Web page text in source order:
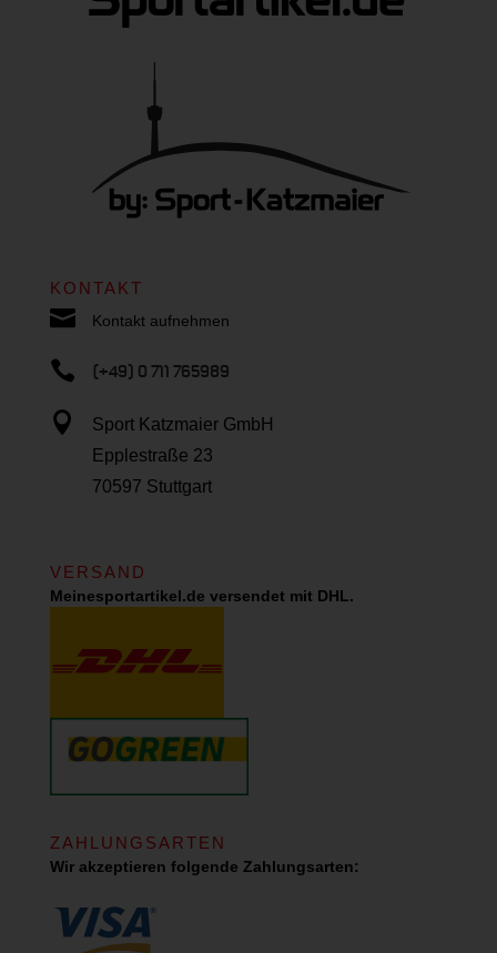
KONTAKT
 Kontakt aufnehmen
 (+49) 0 711 765989

Sport Katzmaier GmbH
Epplestraße 23
70597 Stuttgart
VERSAND
Meinesportartikel.de versendet mit DHL.
ZAHLUNGSARTEN
Wir akzeptieren folgende Zahlungsarten: